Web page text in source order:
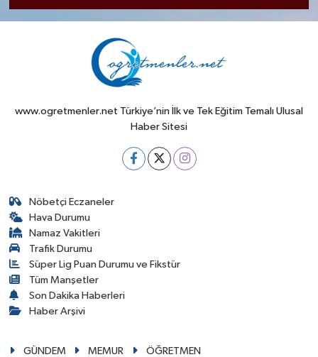
www.ogretmenler.net Türkiye’nin İlk ve Tek Eğitim Temalı Ulusal
Haber Sitesi
Nöbetçi Eczaneler
Hava Durumu
Namaz Vakitleri
Trafik Durumu
Süper Lig Puan Durumu ve Fikstür
Tüm Manşetler
Son Dakika Haberleri
Haber Arşivi
GÜNDEM MEMUR
ÖĞRETMEN